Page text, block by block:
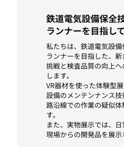
鉄道電気設備保全
ランナーを目指して
私たちは、鉄道電気設
ランナーを目指した、
挑戦と検査品質の向上
します。
VR器材を使った体験型
設備のメンテンナンス技
路沿線での作業の疑似体
す。
また、実物展示では、
現場からの開発品を展示